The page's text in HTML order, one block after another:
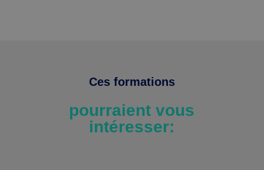
Ces formations
pourraient vous
intéresser: